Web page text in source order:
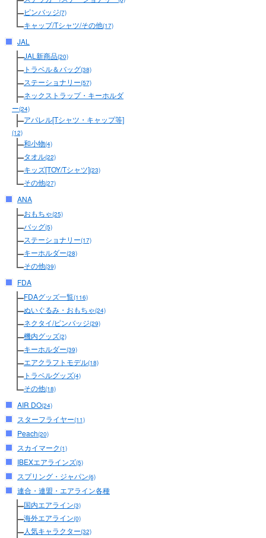
ピンバッジ(7)
キャップ/Tシャツ/その他(17)
JAL
JAL新商品(20)
トラベル＆バッグ(38)
ステーショナリー(57)
ネックストラップ・キーホルダ
ー(24)
アパレル[Tシャツ・キャップ等]
(12)
和小物(4)
タオル(22)
キッズ[TOY/Tシャツ](23)
その他(27)
ANA
おもちゃ(25)
バッグ(5)
ステーショナリー(17)
キーホルダー(28)
その他(39)
FDA
FDAグッズ一覧(116)
ぬいぐるみ・おもちゃ(24)
ネクタイ/ピンバッジ(29)
機内グッズ(2)
キーホルダー(39)
エアクラフトモデル(18)
トラベルグッズ(4)
その他(18)
AIR DO(24)
スターフライヤー(11)
Peach(20)
スカイマーク(1)
IBEXエアラインズ(5)
スプリング・ジャパン(6)
連合・連盟・エアライン各種
国内エアライン(3)
海外エアライン(0)
人気キャラクター(32)